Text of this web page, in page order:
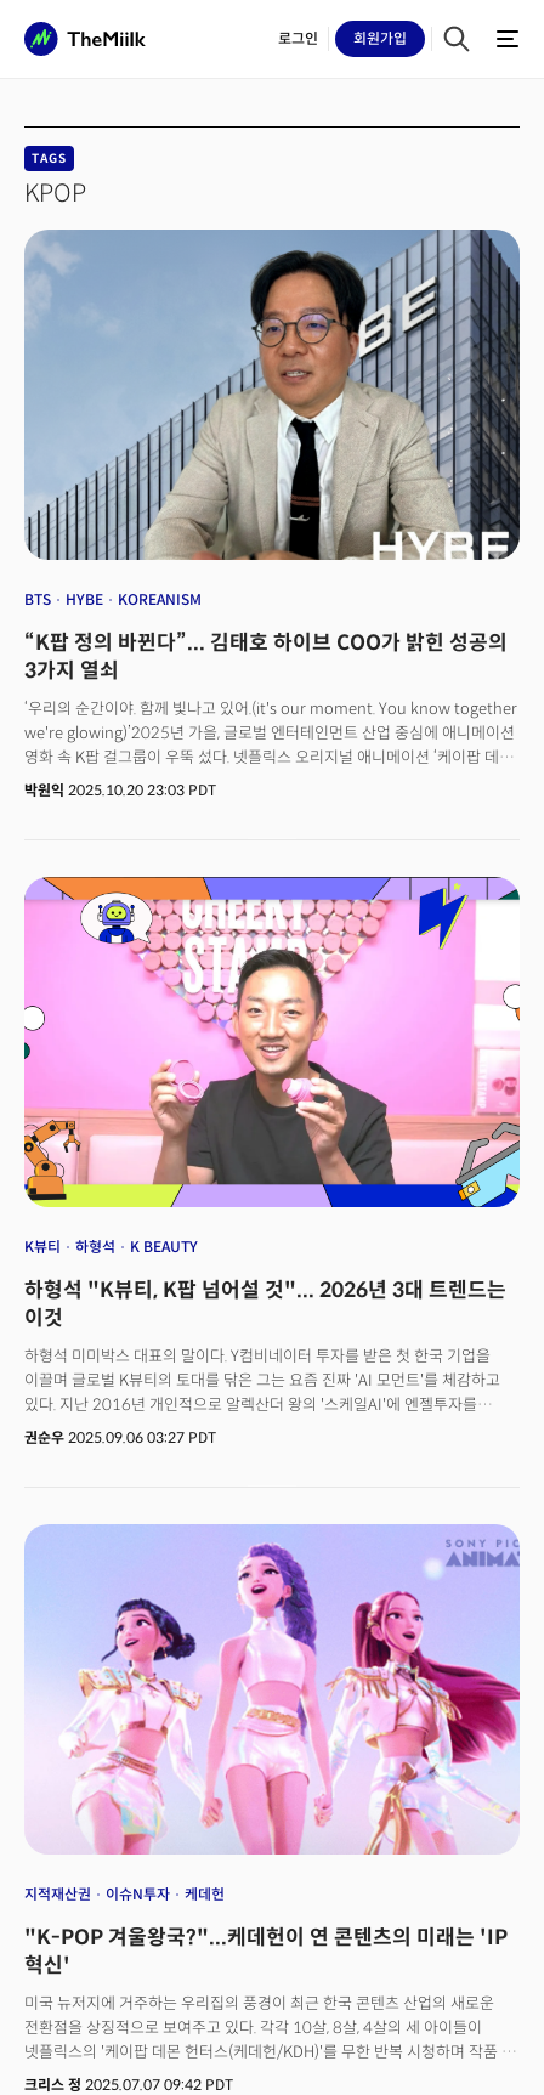
로그인 회원가입
TAGS
KPOP
BTS HYBE KOREANISM
“K팝 정의 바뀐다”... 김태호 하이브 COO가 밝힌 성공의
3가지 열쇠
‘우리의 순간이야. 함께 빛나고 있어.(it's our moment. You know together
we're glowing)’2025년 가을, 글로벌 엔터테인먼트 산업 중심에 애니메이션
영화 속 K팝 걸그룹이 우뚝 섰다. 넷플릭스 오리지널 애니메이션 ‘케이팝 데몬
헌터스(Kpop Demon Hunters, 이하 케데헌)’의 전례 없는 성공은 K팝이
기염을 토했다. 특히 영화 사운드트랙 리드 싱글인 ‘골든(Golden)’은 빌보드
‘핫 100’에서 통산 8주 1위를 차지하며 세계를 놀라게 했다. 방탄소년단(BTS)
의 ‘버터(Butter, 10주)’에 이어 8주 이상 1위를 기록한 두 번째 K팝에 등극한
것. K팝 역사가 새로 써지는 순간, K팝 산업에서 독보적 위치를 차지한 하이브
(HYBE)의 김태호 최고운영책임자(COO)를 만났다. 10월 18일(현지시각)
뉴욕에서 열린 ‘꿈(KOOM) 페스티벌’ 현장에서 진행한 인터뷰에서 그는 K팝의
미래에 대한 하이브의 청사진을 명확히 제시했다.“‘케데헌’은 K팝이라는
장르의 확장성을 만들어준 계기가 됐습니다. 기존의 K팝을 좋아했었던 팬들
외에도 K팝에 대한 이해와 저변이 넓어졌다는 측면은 비즈니스의 확장이라는
측면에서 매우 좋은 기회라고 생각합니다.”김 COO는 “K팝이라는 장르적
특성은 우리를 여기까지 있게 한 힘이기도 했지만, 반대로 확장성 측면에서는
걸림돌로 작동하기도 했다”며 “어느 순간 K팝을 넘어서야 한다는 건 저희에게
굉장히 중요한 미션이었다”고 설명했다. 케데헌 등장 이전에도 하이브는
K팝을 단순한 서브컬처가 아니라 전 세계인이 즐길 수 있는 하나의 장르로
한국의 시스템, 장르적 요건을 갖추면 K팝이 되는, 즉 ‘메이드 인 코리아’가
종주국은 한국이지만, 올림픽 메달은 다양한 국가가 차지하는 상황과
비슷합니다. 힙합이라는 장르를 볼까요? 미국 흑인음악에서 출발했지만,
글로벌화, 현지화 전략의 중요성을 강조하며 하이브의 걸그룹 ‘캣츠아이
(KATSEYE)’를 예로 들었다. 👉관련 기사 : 한국인의 삶이 글로벌 스탠다드다,
코리아니즘
박원익 2025.10.20 23:03 PDT
K뷰티 하형석 K BEAUTY
하형석 "K뷰티, K팝 넘어설 것"... 2026년 3대 트렌드는
이것
하형석 미미박스 대표의 말이다. Y컴비네이터 투자를 받은 첫 한국 기업을
이끌며 글로벌 K뷰티의 토대를 닦은 그는 요즘 진짜 'AI 모먼트'를 체감하고
있다. 지난 2016년 개인적으로 알렉산더 왕의 '스케일AI'에 엔젤투자를
했는데 지 9년 만에 그 배당금이 연봉을 넘어섰기 때문이다. 스케일AI는
미미박스 본사 근처에 있던 오픈AI 사무실을 여러 차례 찾았지만 당시에는
"직접 보고도 AI의 잠재력을 믿지 못했다"고 솔직히 털어놓았다. 하지만 그는
이제 뷰티 업계에서 AI 혁신을 얘기하는 선구자가 됐다. "AI와 가장 거리가 먼
산업이 소비재라고 생각했지만, 누군가는 뷰티에서 AI 전환 이야기를
시작해야 한다"는 문제의식에서다.하형석 대표가 K뷰티의 미래를 낙관하는
근거는 명확하다. 규모부터 K팝과는 차원이 다르다는 것이다. "K팝이 전
세계를 지배하고 있지만, 우리가 더 큰 시장점유율을 가져갈 수 있는 분야는
뷰티"라고 그는 단언한다. "전 세계 뷰티 기업 1위부터 10위까지 시총을
합치면 약 5천억 달러 정도 됩니다. K뷰티가 이 시장에서 주도권을 잡을 수
있는 가능성이 가장 높다고 봅니다."실제로 현재 미국 내 K뷰티 수입 규모는
프랑스를 제치고 1위에 올랐다. 그 배경에는 K뷰티만의 독특한 성장 공식이
있다."한국이라는 작은 시장에서 시작했고, 미국 리테일러에 바로 진입하기
어려운 탓에 자연스럽게 온라인에 집중했습니다. 그런데 그 전략이 오히려
강점으로 작용했죠."수치가 이를 뒷받침한다. K뷰티 상장사들의 온라인 매출
미국 빅테크 플랫폼에서의 마케팅 집중도가 높았고, 이는 곧바로 온라인
권순우 2025.09.06 03:27 PDT
지적재산권 이슈N투자 케데헌
"K-POP 겨울왕국?"...케데헌이 연 콘텐츠의 미래는 'IP
혁신'
미국 뉴저지에 거주하는 우리집의 풍경이 최근 한국 콘텐츠 산업의 새로운
전환점을 상징적으로 보여주고 있다. 각각 10살, 8살, 4살의 세 아이들이
넷플릭스의 '케이팝 데몬 헌터스(케데헌/KDH)'를 무한 반복 시청하며 작품 속
노래와 춤을 따라하고 있는 것이다. 아이들은 친구들과 페이스타임
크리스 정 2025.07.07 09:42 PDT